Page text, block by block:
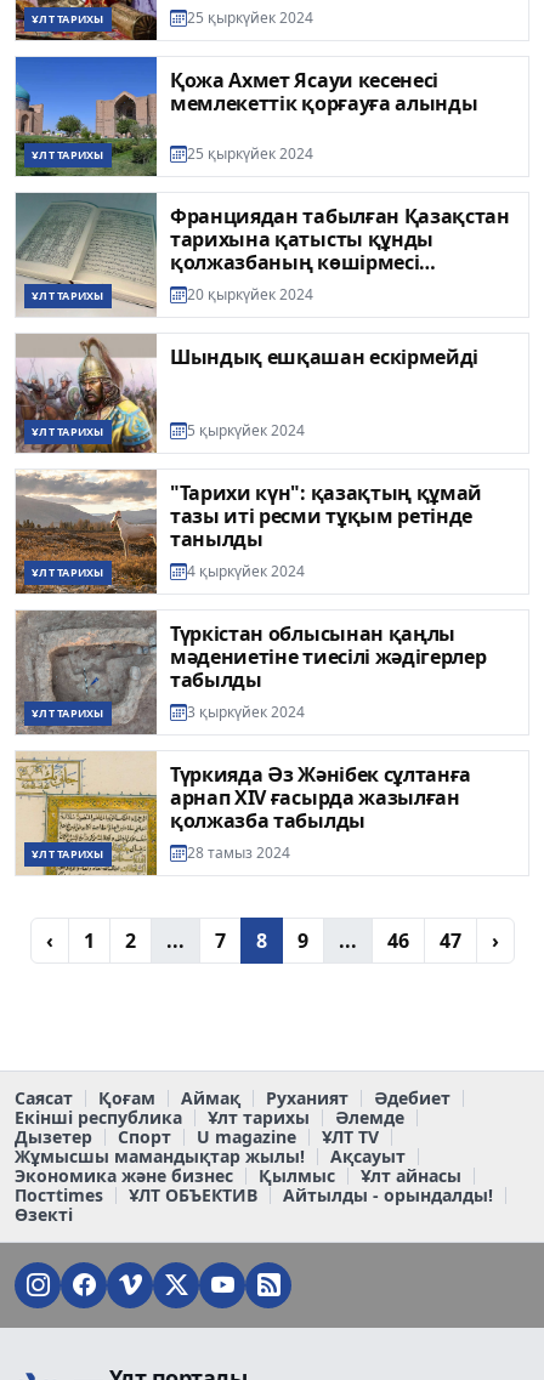
ҰЛТ ТАРИХЫ 25 қыркүйек 2024
ҰЛТ ТАРИХЫ
Қожа Ахмет Ясауи кесенесі
мемлекеттік қорғауға алынды
25 қыркүйек 2024
ҰЛТ ТАРИХЫ
Франциядан табылған Қазақстан
тарихына қатысты құнды
қолжазбаның көшірмесі
жарыққа шықты
20 қыркүйек 2024
ҰЛТ ТАРИХЫ
Шындық ешқашан ескірмейді
5 қыркүйек 2024
ҰЛТ ТАРИХЫ
"Тарихи күн": қазақтың құмай
тазы иті ресми тұқым ретінде
танылды
4 қыркүйек 2024
ҰЛТ ТАРИХЫ
Түркістан облысынан қаңлы
мәдениетіне тиесілі жәдігерлер
табылды
3 қыркүйек 2024
ҰЛТ ТАРИХЫ
Түркияда Әз Жәнібек сұлтанға
арнап XIV ғасырда жазылған
қолжазба табылды
28 тамыз 2024
‹ 1 2 ... 7 8 9 ... 46 47 ›
Саясат Қоғам Аймақ Руханият
Әдебиет
Екінші республика
Ұлт тарихы
Әлемде
Дызетер
Спорт U magazine
ҰЛТ TV
Жұмысшы мамандықтар жылы!
Ақсауыт
Экономика және бизнес
Қылмыс
Ұлт айнасы
Постtimes
ҰЛТ ОБЪЕКТИВ
Айтылды - орындалды!
Өзекті